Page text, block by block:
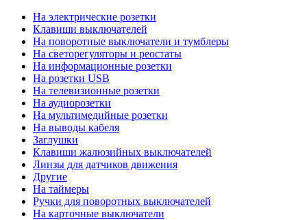
На электрические розетки
Клавиши выключателей
На поворотные выключатели и тумблеры
На светорегуляторы и реостаты
На информационные розетки
На розетки USB
На телевизионные розетки
На аудиорозетки
На мультимедийные розетки
На выводы кабеля
Заглушки
Клавиши жалюзийных выключателей
Линзы для датчиков движения
Другие
На таймеры
Ручки для поворотных выключателей
На карточные выключатели